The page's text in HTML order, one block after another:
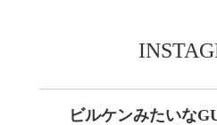
ビルケンみたいな